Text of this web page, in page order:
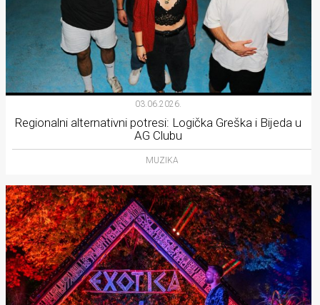
03.06.2026.
Regionalni alternativni potresi: Logička Greška i Bijeda u
AG Clubu
MUZIKA